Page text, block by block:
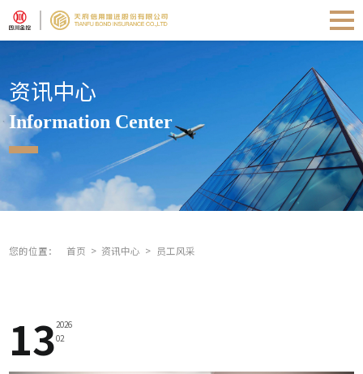
资讯中心
Information Center
您的位置： 首页 资讯中心 员工风采
132026
02